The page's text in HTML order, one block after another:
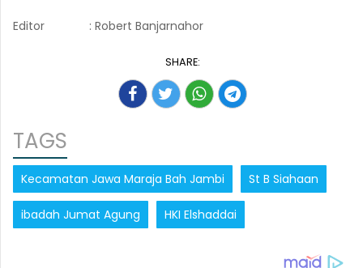
Editor : Robert Banjarnahor
SHARE:
TAGS
Kecamatan Jawa Maraja Bah Jambi St B Siahaan
ibadah Jumat Agung HKI Elshaddai